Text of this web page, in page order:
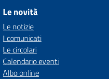
Le novità
Le notizie
I comunicati
Le circolari
Calendario eventi
Albo online